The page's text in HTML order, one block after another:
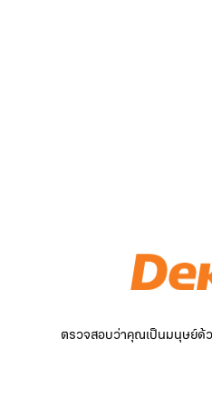
ตรวจสอบว่าคุณเป็นมนุษย์ด้ว